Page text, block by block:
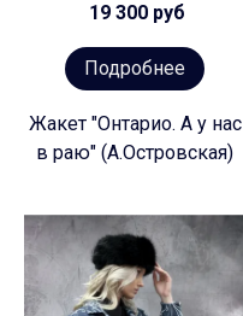
19 300 руб
Подробнее
Жакет "Онтарио. А у нас
в раю" (А.Островская)